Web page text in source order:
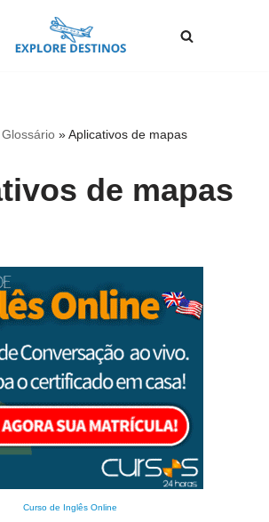
Glossário»Aplicativos de mapas
de mapas
Curso de Inglês Online